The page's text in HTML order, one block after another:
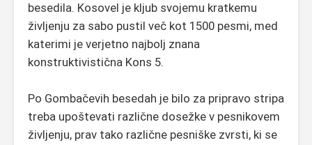
besedila. Kosovel je kljub svojemu kratkemu
življenju za sabo pustil več kot 1500 pesmi, med
katerimi je verjetno najbolj znana
konstruktivistična Kons 5.
Po Gombačevih besedah je bilo za pripravo stripa
treba upoštevati različne dosežke v pesnikovem
življenju, prav tako različne pesniške zvrsti, ki se